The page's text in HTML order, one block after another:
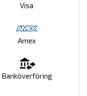
Visa
Amex
Banköverföring